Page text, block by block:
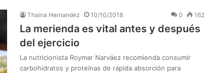
Thaina Hernandez 10/10/2018 0 162
La merienda es vital antes y después
del ejercicio
La nutricionista Roymar Narváez recomienda consumir
carbohidratos y proteínas de rápida absorción para